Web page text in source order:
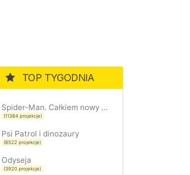
TOP TYGODNIA
Spider-Man. Całkiem nowy dzień
(11384 projekcje)
Psi Patrol i dinozaury
(8522 projekcje)
Odyseja
(3920 projekcje)